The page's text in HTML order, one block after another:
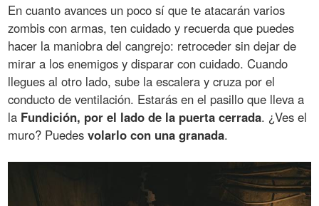
En cuanto avances un poco sí que te atacarán varios
zombis con armas, ten cuidado y recuerda que puedes
hacer la maniobra del cangrejo: retroceder sin dejar de
mirar a los enemigos y disparar con cuidado. Cuando
llegues al otro lado, sube la escalera y cruza por el
conducto de ventilación. Estarás en el pasillo que lleva a
la Fundición, por el lado de la puerta cerrada. ¿Ves el
muro? Puedesvolarlo con una granada.